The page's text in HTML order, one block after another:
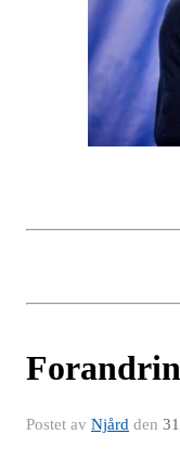
Postet av Njård den